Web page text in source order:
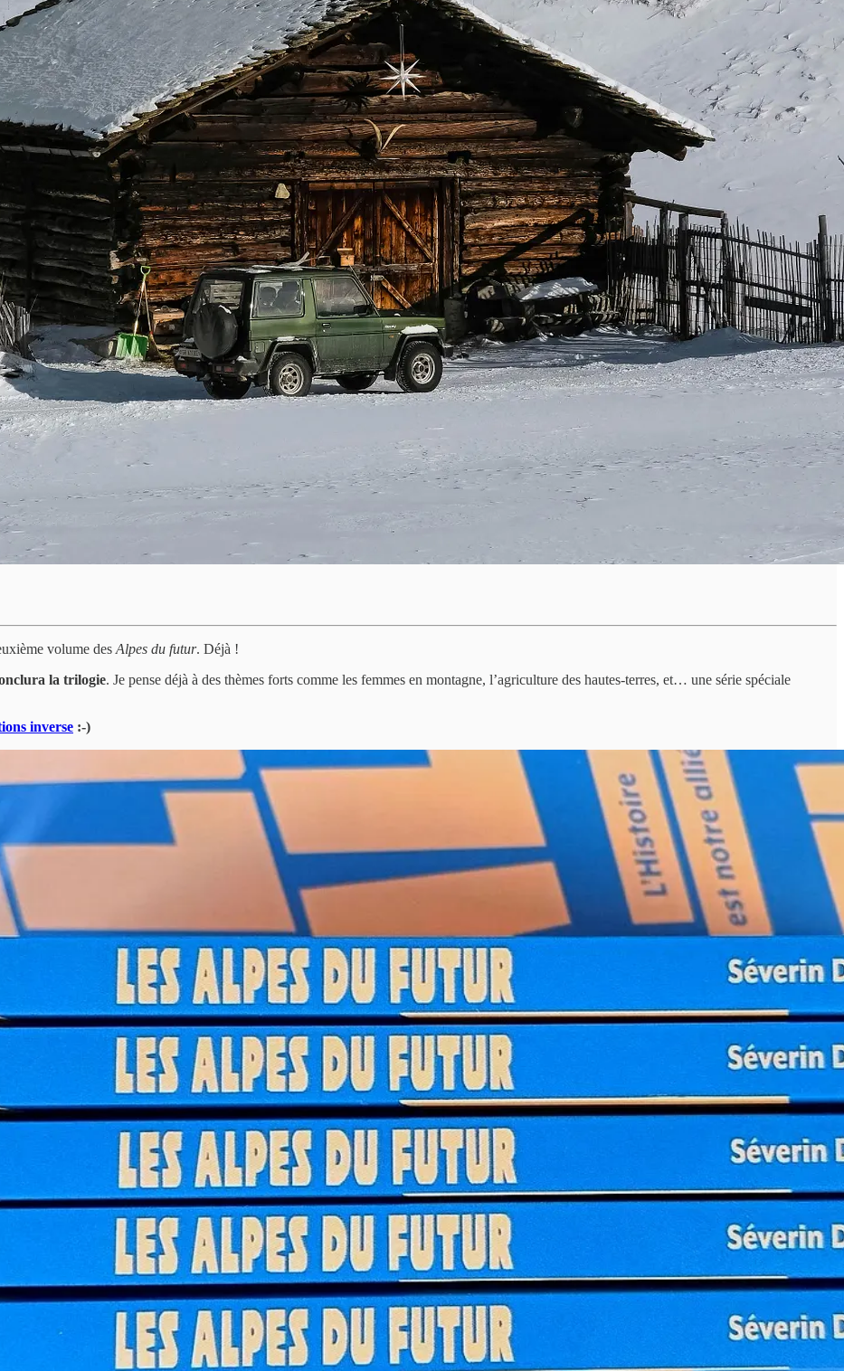
volume des Alpes du futur. Déjà !
la trilogie. Je pense déjà à des thèmes forts comme les femmes en montagne, l’agriculture des hautes-terres, et… une série spéciale
inverse :-)